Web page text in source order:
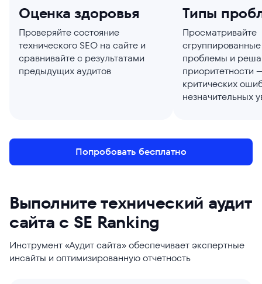
Оценка здоровья
Проверяйте состояние
технического SEO на сайте и
сравнивайте с результатами
предыдущих аудитов
Типы
Просматривайте
проблемы и
приоритетности
критических
незначительных
Попробовать бесплатно
Выполните технический аудит
сайта с SE Ranking
Инструмент «Аудит сайта» обеспечивает экспертные
инсайты и оптимизированную отчетность